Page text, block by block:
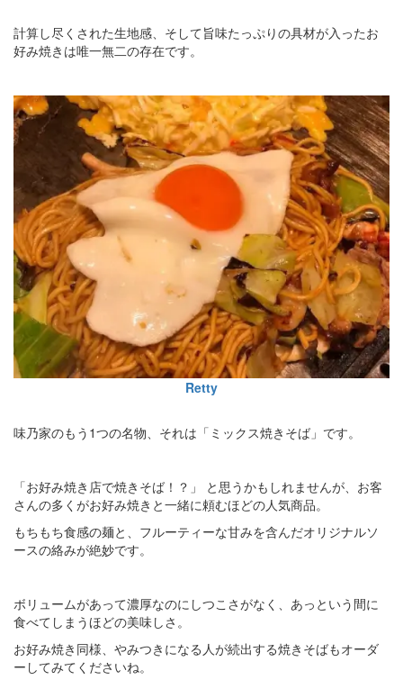
計算し尽くされた生地感、そして旨味たっぷりの具材が入ったお
好み焼きは唯一無二の存在です。
Retty
味乃家のもう1つの名物、それは「ミックス焼きそば」です。
「お好み焼き店で焼きそば！？」 と思うかもしれませんが、お客
さんの多くがお好み焼きと一緒に頼むほどの人気商品。
もちもち食感の麺と、フルーティーな甘みを含んだオリジナルソ
ースの絡みが絶妙です。
ボリュームがあって濃厚なのにしつこさがなく、あっという間に
食べてしまうほどの美味しさ。
お好み焼き同様、やみつきになる人が続出する焼きそばもオーダ
ーしてみてくださいね。